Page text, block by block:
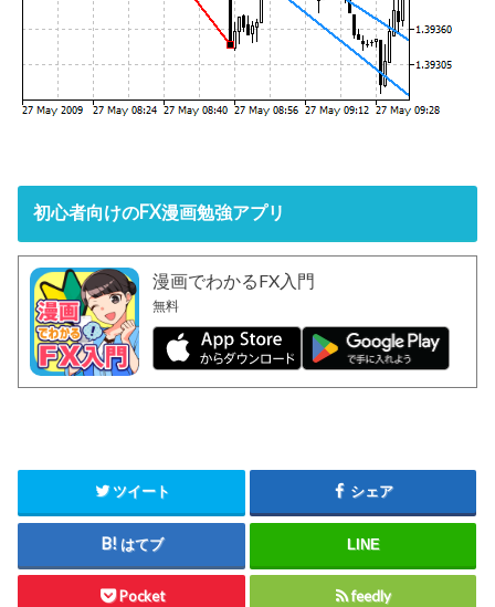
初心者向けのFX漫画勉強アプリ
漫画でわかるFX入門
無料
ツイート シェア
はてブ LINE
Pocket feedly